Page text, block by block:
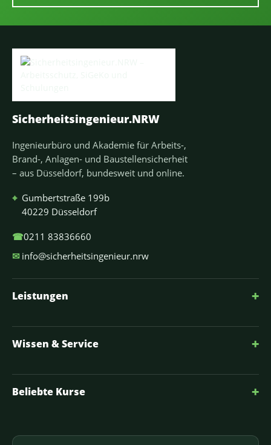
Sicherheitsingenieur.NRW
Ingenieurbüro und Akademie für Arbeits-,
Brand-, Anlagen- und Baustellensicherheit
– aus Düsseldorf, bundesweit und online.
⌖ Gumbertstraße 199b
40229 Düsseldorf
☎0211 83836660
✉ info@sicherheitsingenieur.nrw
Leistungen +
Wissen & Service +
Beliebte Kurse +